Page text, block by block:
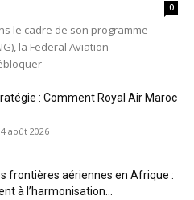
0
le cadre de son programme
la Federal Aviation
: Comment Royal Air Maroc
4 août 2026
frontières aériennes en Afrique :
à l’harmonisation...